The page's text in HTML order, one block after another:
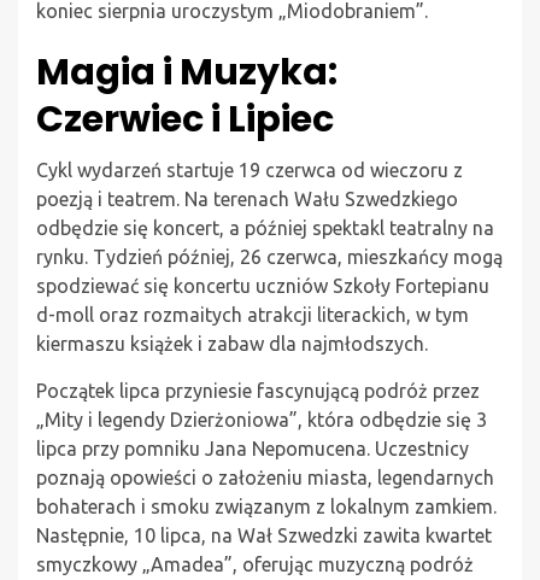
koniec sierpnia uroczystym „Miodobraniem”.
Magia i Muzyka:
Czerwiec i Lipiec
Cykl wydarzeń startuje 19 czerwca od wieczoru z
poezją i teatrem. Na terenach Wału Szwedzkiego
odbędzie się koncert, a później spektakl teatralny na
rynku. Tydzień później, 26 czerwca, mieszkańcy mogą
spodziewać się koncertu uczniów Szkoły Fortepianu
d-moll oraz rozmaitych atrakcji literackich, w tym
kiermaszu książek i zabaw dla najmłodszych.
Początek lipca przyniesie fascynującą podróż przez
„Mity i legendy Dzierżoniowa”, która odbędzie się 3
lipca przy pomniku Jana Nepomucena. Uczestnicy
poznają opowieści o założeniu miasta, legendarnych
bohaterach i smoku związanym z lokalnym zamkiem.
Następnie, 10 lipca, na Wał Szwedzki zawita kwartet
smyczkowy „Amadea”, oferując muzyczną podróż